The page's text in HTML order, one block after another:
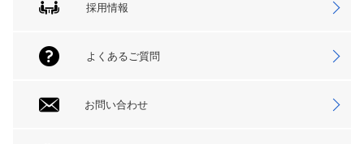
採用情報
よくあるご質問
お問い合わせ